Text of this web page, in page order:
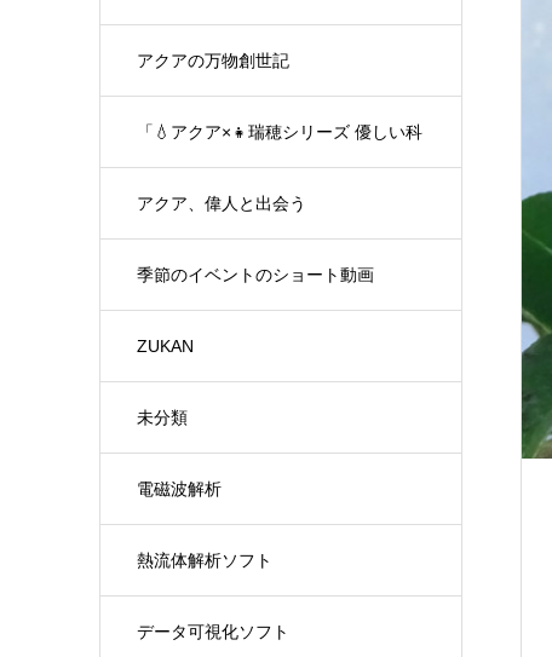
アクアの万物創世記
「💧アクア×👧瑞穂シリーズ 優しい科
学の対話」
アクア、偉人と出会う
季節のイベントのショート動画
ZUKAN
未分類
電磁波解析
熱流体解析ソフト
データ可視化ソフト